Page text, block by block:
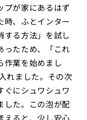
プが家にあるはず
時、ふとインター
する方法」を試し
ったため、「これ
作業を始めまし
れました。その次
ぐにシュワシュワ
した。この泡が配